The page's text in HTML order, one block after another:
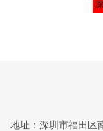
地址：深圳市福田区